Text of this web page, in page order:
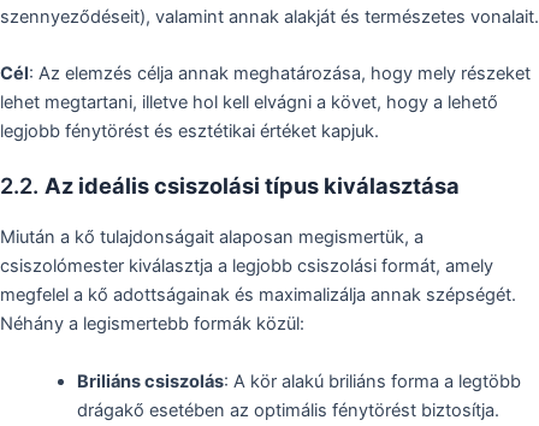
szennyeződéseit), valamint annak alakját és természetes vonalait.
Cél: Az elemzés célja annak meghatározása, hogy mely részeket
lehet megtartani, illetve hol kell elvágni a követ, hogy a lehető
legjobb fénytörést és esztétikai értéket kapjuk.
2.2. Az ideális csiszolási típus kiválasztása
Miután a kő tulajdonságait alaposan megismertük, a
csiszolómester kiválasztja a legjobb csiszolási formát, amely
megfelel a kő adottságainak és maximalizálja annak szépségét.
Néhány a legismertebb formák közül:
Briliáns csiszolás: A kör alakú briliáns forma a legtöbb
drágakő esetében az optimális fénytörést biztosítja.